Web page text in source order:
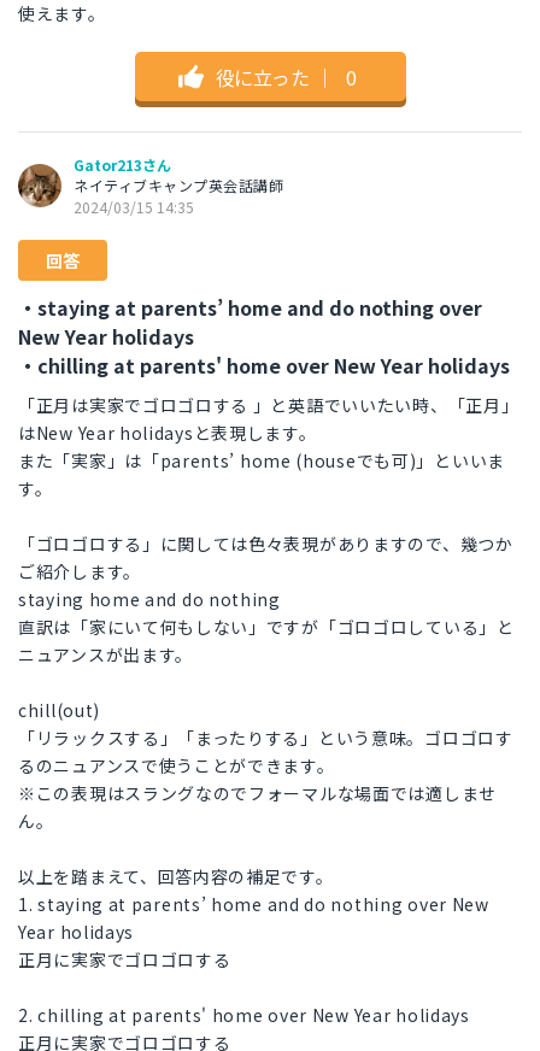
使えます。
役に立った ｜ 0
Gator213さん
ネイティブキャンプ英会話講師
2024/03/15 14:35
回答
・staying at parents’ home and do nothing over
New Year holidays
・chilling at parents' home over New Year holidays
「正月は実家でゴロゴロする 」と英語でいいたい時、「正月」
はNew Year holidaysと表現します。
また「実家」は「parents’ home (houseでも可)」といいま
す。
「ゴロゴロする」に関しては色々表現がありますので、幾つか
ご紹介します。
staying home and do nothing
直訳は「家にいて何もしない」ですが「ゴロゴロしている」と
ニュアンスが出ます。
chill(out)
「リラックスする」「まったりする」という意味。ゴロゴロす
るのニュアンスで使うことができます。
※この表現はスラングなのでフォーマルな場面では適しませ
ん。
以上を踏まえて、回答内容の補足です。
1. staying at parents’ home and do nothing over New
Year holidays
正月に実家でゴロゴロする
2. chilling at parents' home over New Year holidays
正月に実家でゴロゴロする